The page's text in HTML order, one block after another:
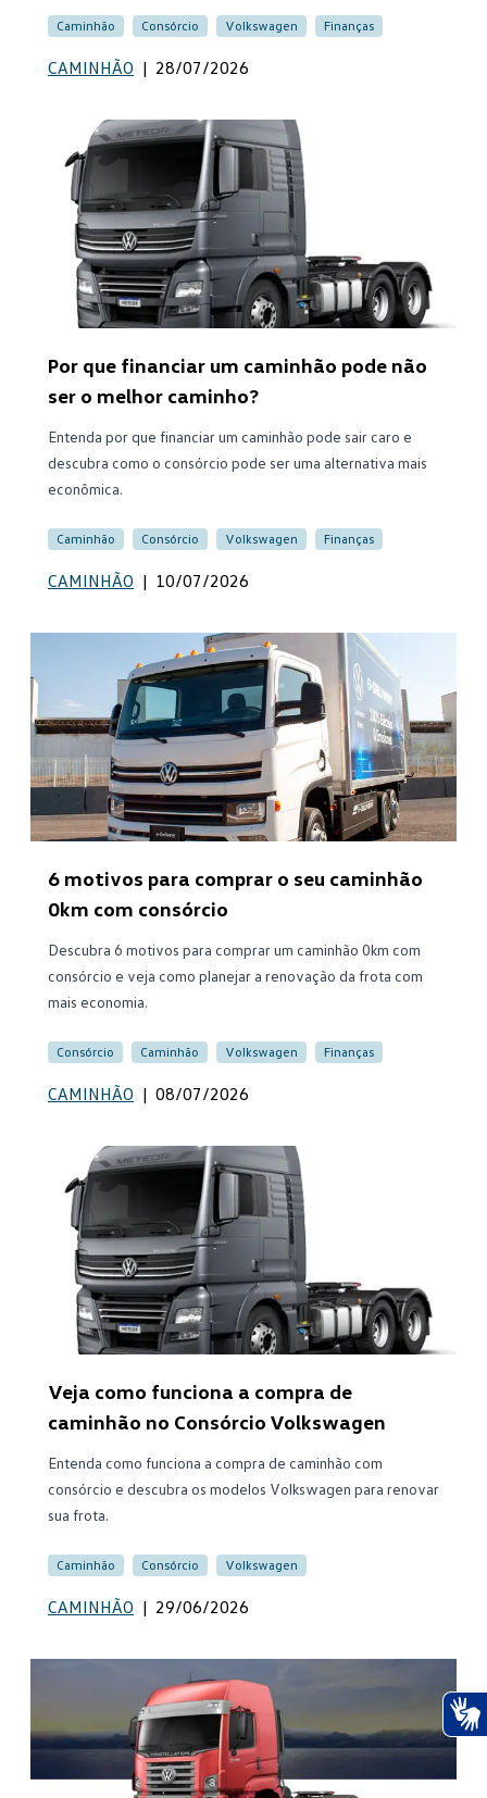
Caminhão Consórcio Volkswagen Finanças
CAMINHÃO | 28/07/2026
Por que financiar um caminhão pode não
ser o melhor caminho?
Entenda por que financiar um caminhão pode sair caro e
descubra como o consórcio pode ser uma alternativa mais
econômica.
Caminhão Consórcio Volkswagen Finanças
CAMINHÃO | 10/07/2026
6 motivos para comprar o seu caminhão
0km com consórcio
Descubra 6 motivos para comprar um caminhão 0km com
consórcio e veja como planejar a renovação da frota com
mais economia.
Consórcio Caminhão Volkswagen Finanças
CAMINHÃO | 08/07/2026
Veja como funciona a compra de
caminhão no Consórcio Volkswagen
Entenda como funciona a compra de caminhão com
consórcio e descubra os modelos Volkswagen para renovar
sua frota.
Caminhão Consórcio Volkswagen
CAMINHÃO | 29/06/2026